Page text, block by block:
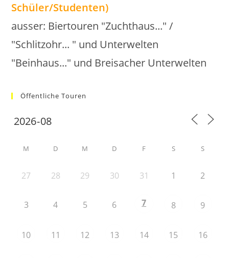
Schüler/Studenten)
ausser: Biertouren "Zuchthaus..." /
"Schlitzohr... " und Unterwelten
"Beinhaus..." und Breisacher Unterwelten
Öffentliche Touren
M D M D F S S
27 28 29 30 31 1 2
3 4 5 6 7 8 9
10 11 12 13 14 15 16